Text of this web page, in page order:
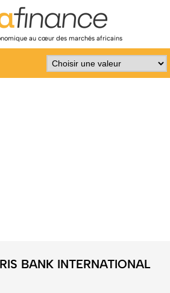
au cœur des marchés africains
BANK INTERNATIONAL